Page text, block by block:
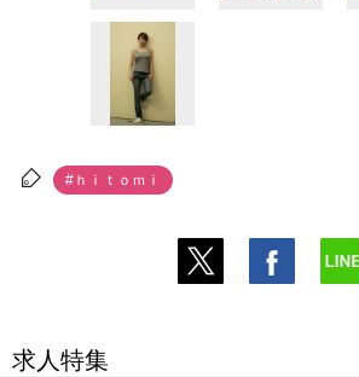
#ｈｉｔｏｍｉ
求人特集